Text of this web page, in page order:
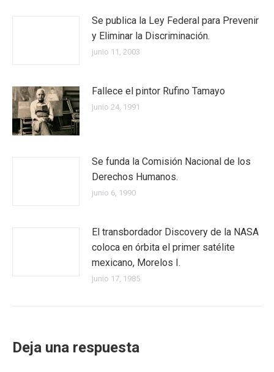
Se publica la Ley Federal para Prevenir
y Eliminar la Discriminación.
junio 11, 2003
Fallece el pintor Rufino Tamayo
junio 24, 1991
Se funda la Comisión Nacional de los
Derechos Humanos.
junio 6, 1990
El transbordador Discovery de la NASA
coloca en órbita el primer satélite
mexicano, Morelos I.
junio 17, 1985
Deja una respuesta